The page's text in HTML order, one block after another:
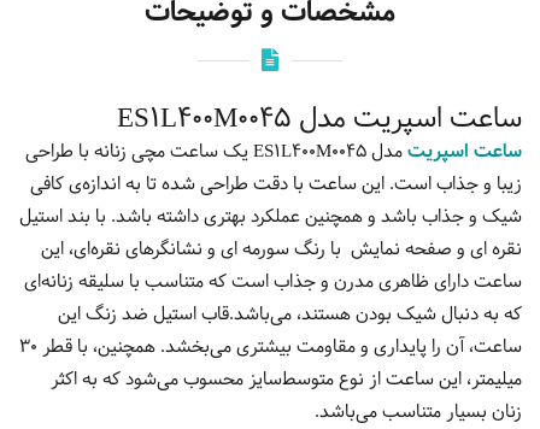
مشخصات و توضیحات
ساعت اسپریت مدل ES1L400M0045
ساعت اسپریت
مدل ES1L400M0045 یک ساعت مچی زنانه با طراحی
زیبا و جذاب است. این ساعت با دقت طراحی شده تا به اندازه‌ی کافی
شیک و جذاب باشد و همچنین عملکرد بهتری داشته باشد. با بند استیل
نقره ای و صفحه نمایش با رنگ سورمه ای و نشانگرهای نقره‌ای، این
ساعت دارای ظاهری مدرن و جذاب است که متناسب با سلیقه زنانه‌ای
که به دنبال شیک بودن هستند، می‌باشد.قاب استیل ضد زنگ این
ساعت، آن را پایداری و مقاومت بیشتری می‌بخشد. همچنین، با قطر 30
میلیمتر، این ساعت از نوع متوسط‌سایز محسوب می‌شود که به اکثر
زنان بسیار متناسب می‌باشد.